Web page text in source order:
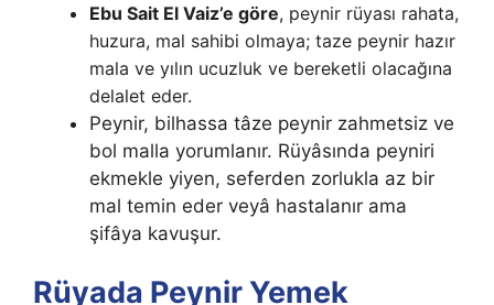
Ebu Sait El Vaiz’e göre, peynir rüyası rahata,
huzura, mal sahibi ol­maya; taze peynir hazır
mala ve yılın ucuzluk ve bereketli olacağına
dela­let eder.
Peynir, bilhassa tâze peynir zahmetsiz ve
bol malla yorumlanır. Rüyâsında peyniri
ekmekle yiyen, se­ferden zorlukla az bir
mal temin eder veyâ hastalanır ama
şifâya kavuşur.
Rüyada Peynir Yemek